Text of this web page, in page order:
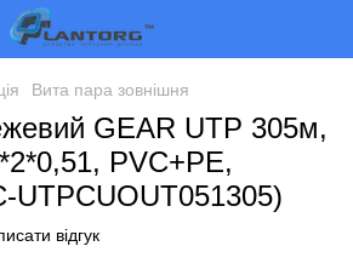
Вита пара зовнішня
GEAR UTP 305м,
PVC+PE,
UTPCUOUT051305)
відгук